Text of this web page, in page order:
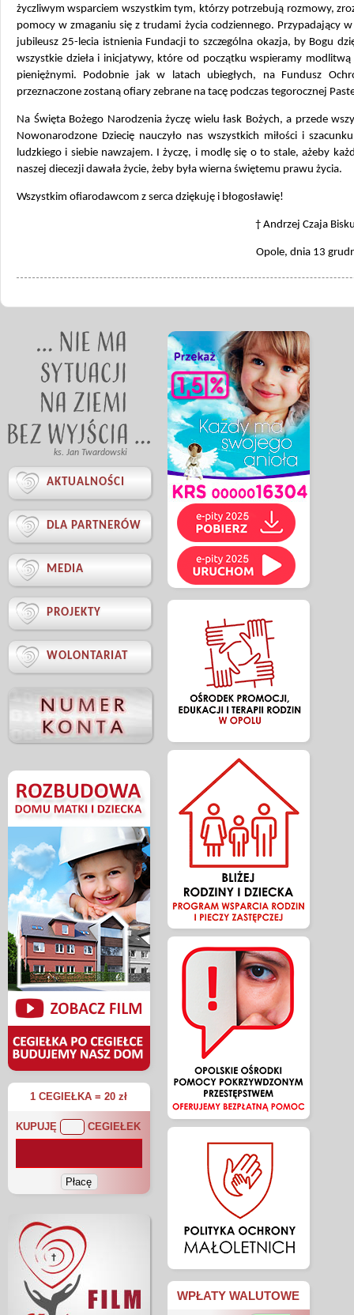
życzliwym wsparciem wszystkim tym, którzy potrzebują rozmowy,
pomocy w zmaganiu się z trudami życia codziennego. Przypadający
jubileusz 25-lecia istnienia Fundacji to szczególna okazja, by Bogu
wszystkie dzieła i inicjatywy, które od początku wspieramy
pieniężnymi. Podobnie jak w latach ubiegłych, na Fundusz
przeznaczone zostaną ofiary zebrane na tacę podczas tegorocznej
Na Święta Bożego Narodzenia życzę wielu łask Bożych, a przede
Nowonarodzone Dziecię nauczyło nas wszystkich miłości i
ludzkiego i siebie nawzajem. I życzę, i modlę się o to stale, ażeby
naszej diecezji dawała życie, żeby była wierna świętemu prawu życia.
Wszystkim ofiarodawcom z serca dziękuję i błogosławię!
† Andrzej Czaja
Opole, dnia 13
ks. Jan Twardowski
 AKTUALNOŚCI
 DLA PARTNERÓW
 MEDIA
 PROJEKTY
 WOLONTARIAT
1 CEGIEŁKA = 20 zł
KUPUJĘ CEGIEŁEK
WPŁATY WALUTOWE